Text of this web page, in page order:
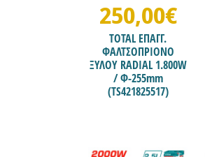
250,00€
TOTAL ΕΠΑΓΓ.
ΦΑΛΤΣΟΠΡΙΟΝΟ
ΞΥΛΟΥ RADIAL 1.800W
/ Φ-255mm
(TS421825517)